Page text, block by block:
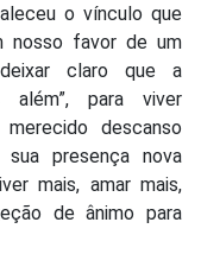
o vínculo que
nosso favor de um
claro que a
além”, para viver
descanso
presença nova
mais, amar mais,
de ânimo para